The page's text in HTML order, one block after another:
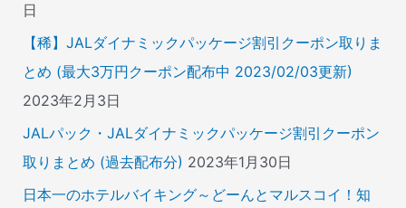
日
【稀】JALダイナミックパッケージ割引クーポン取りま
とめ (最大3万円クーポン配布中 2023/02/03更新)
2023年2月3日
JALパック・JALダイナミックパッケージ割引クーポン
取りまとめ (過去配布分) 2023年1月30日
日本一のホテルバイキング～どーんとマルスコイ！知